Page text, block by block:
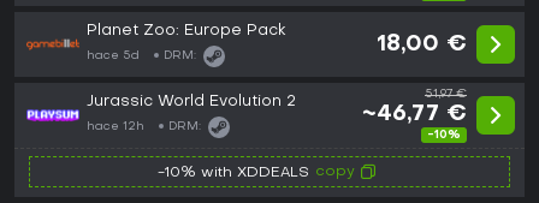
Planet Zoo: Europe Pack
hace 5d DRM:
18,00 €
Jurassic World Evolution 2
hace 12h DRM:
51,97 €
~46,77 €
-10%
-10% with XDDEALS copy